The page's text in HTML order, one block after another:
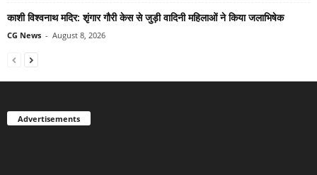
काशी विश्वनाथ मदिर: शृंगार गौरी केस से जुड़ी वादिनी महिलाओं ने किया जलाभिषेक
CG News - August 8, 2026
Advertisements